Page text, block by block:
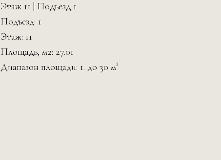
Этаж 11 | Подъезд 1
Подъезд: 1
Этаж: 11
Площадь, м2: 27.01
Диапазон площади: 1. до 30 м²